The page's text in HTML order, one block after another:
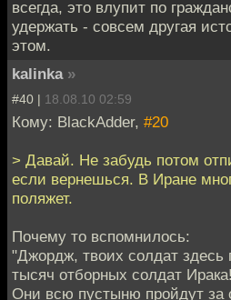
всегда, это влупит по
удержать - совсем другая
этом.
kalinka »
#40 | 18.08.10 02:59
Кому: BlackAdder, #20
> Давай. Не забудь потом
если вернешься. В Иране
поляжет.
Почему то вспомнилось:
"Джордж, твоих солдат здесь
тысяч отборных солдат
Они всю пустыню пройдут за